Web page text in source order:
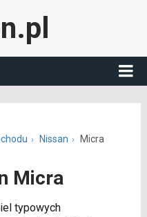
Nissan Micra
Micra
typowych